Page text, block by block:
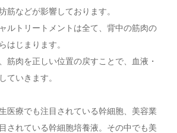
筋などが影響しております。
ルトリートメントは全て、背中の筋肉の
はじまります。
筋肉を正しい位置の戻すことで、血液・
ていきます。
医療でも注目されている幹細胞、美容業
されている幹細胞培養液。その中でも美